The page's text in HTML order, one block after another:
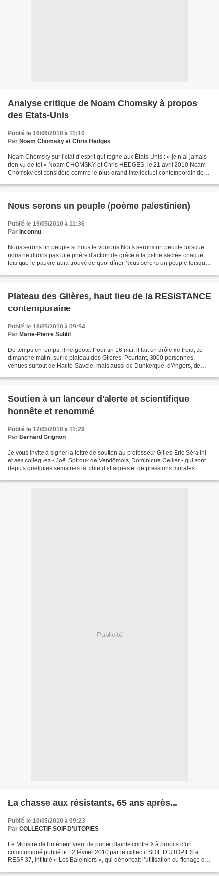
Analyse critique de Noam Chomsky à propos
des Etats-Unis
Publié le 16/06/2010 à 11:10
Par Noam Chomsky et Chris Hedges
Noam Chomsky sur l’état d’esprit qui règne aux États-Unis : « je n’ai jamais
rien vu de tel » Noam CHOMSKY et Chris HEDGES, le 21 avril 2010 Noam
Chomsky est considéré comme le plus grand intellectuel contemporain des
Nous serons un peuple (poème palestinien)
Publié le 19/05/2010 à 11:36
Par Inconnu
Nous serons un peuple si nous le voulons Nous serons un peuple lorsque
nous ne dirons pas une prière d'action de grâce à la patrie sacrée chaque
fois que le pauvre aura trouvé de quoi dîner Nous serons un peuple lorsque
Plateau des Glières, haut lieu de la RESISTANCE
contemporaine
Publié le 18/05/2010 à 09:54
Par Marie-Pierre Subtil
De temps en temps, il neigeote. Pour un 16 mai, il fait un drôle de froid, ce
dimanche matin, sur le plateau des Glières. Pourtant, 3000 personnes,
venues surtout de Haute-Savoie, mais aussi de Dunkerque, d'Angers, de
Soutien à un lanceur d'alerte et scientifique
honnête et renommé
Publié le 12/05/2010 à 11:29
Par Bernard Grignon
Je vous invite à signer la lettre de soutien au professeur Gilles-Eric Séralini
et ses collègues - Joël Spiroux de Vendômois, Dominique Cellier - qui sont
depuis quelques semaines la cible d’attaques et de pressions morales
Publicité
La chasse aux résistants, 65 ans après...
Publié le 10/05/2010 à 09:23
Par COLLECTIF SOIF D'UTOPIES
Le Ministre de l'intérieur vient de porter plainte contre X à propos d'un
communiqué publié le 12 février 2010 par le collectif SOIF D'UTOPIES et
RESF 37, intitulé « Les Baleiniers », qui dénonçait l’utilisation du fichage des